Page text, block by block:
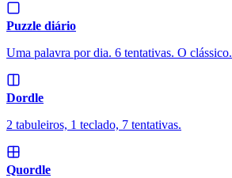
Puzzle diário
Uma palavra por dia. 6 tentativas. O clássico.
Dordle
2 tabuleiros, 1 teclado, 7 tentativas.
Quordle